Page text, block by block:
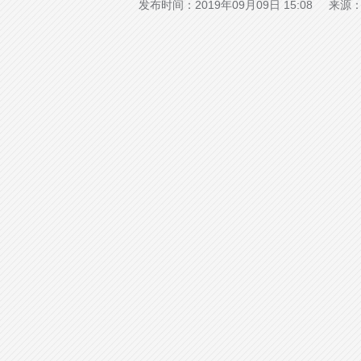
发布时间：2019年09月09日 15:08 来源